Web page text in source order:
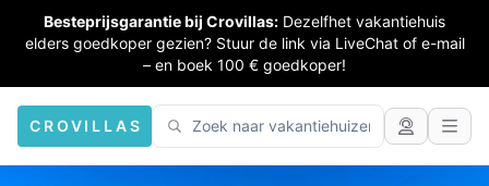
Besteprijsgarantie bij Crovillas: Dezelfhet vakantiehuis
elders goedkoper gezien? Stuur de link via LiveChat of e-mail
– en boek 100 € goedkoper!
CROVILLAS